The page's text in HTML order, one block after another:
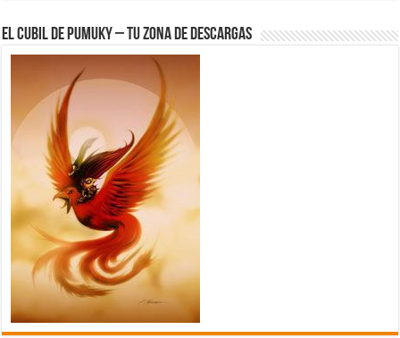
El Cubil de Pumuky – Tu zona de Descargas